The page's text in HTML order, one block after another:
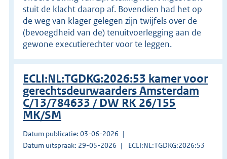
stuit de klacht daarop af. Bovendien had het op
de weg van klager gelegen zijn twijfels over de
(bevoegdheid van de) tenuitvoerlegging aan de
gewone executierechter voor te leggen.
ECLI:NL:TGDKG:2026:53 kamer voor
gerechtsdeurwaarders Amsterdam
C/13/784633 / DW RK 26/155
MK/SM
Datum publicatie: 03-06-2026
Datum uitspraak: 29-05-2026
ECLI:NL:TGDKG:2026:53